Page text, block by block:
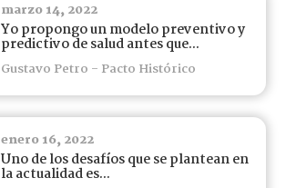
marzo 14, 2022
Yo propongo un modelo preventivo y
predictivo de salud antes que...
Gustavo Petro - Pacto Histórico
enero 16, 2022
Uno de los desafíos que se plantean en
la actualidad es...